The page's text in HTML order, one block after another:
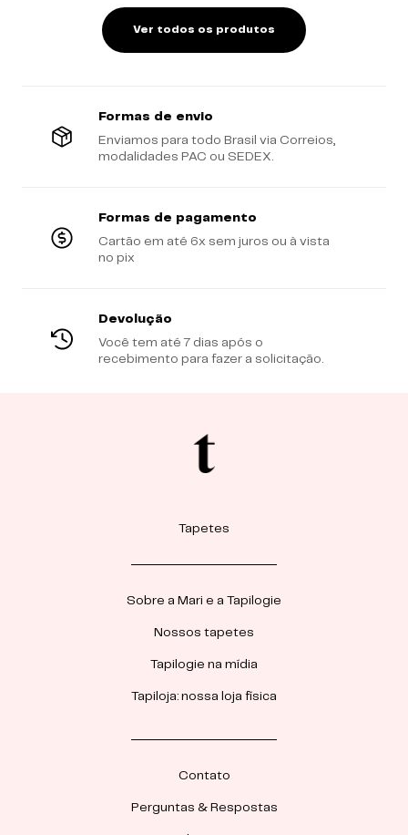
Ver todos os produtos
Formas de envio
Enviamos para todo Brasil via Correios,
modalidades PAC ou SEDEX.
Formas de pagamento
Cartão em até 6x sem juros ou à vista
no pix
Devolução
Você tem até 7 dias após o
recebimento para fazer a solicitação.
Tapetes
Sobre a Mari e a Tapilogie
Nossos tapetes
Tapilogie na mídia
Tapiloja: nossa loja física
Contato
Perguntas & Respostas